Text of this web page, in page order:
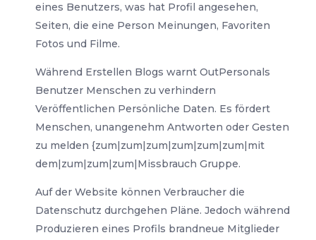
eines Benutzers, was hat Profil angesehen,
Seiten, die eine Person Meinungen, Favoriten
Fotos und Filme.
Während Erstellen Blogs warnt OutPersonals
Benutzer Menschen zu verhindern
Veröffentlichen Persönliche Daten. Es fördert
Menschen, unangenehm Antworten oder Gesten
zu melden {zum|zum|zum|zum|zum|zum|mit
dem|zum|zum|zum|Missbrauch Gruppe.
Auf der Website können Verbraucher die
Datenschutz durchgehen Pläne. Jedoch während
Produzieren eines Profils brandneue Mitglieder